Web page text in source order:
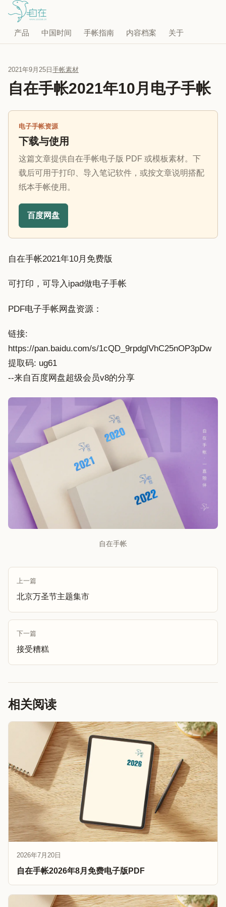
产品 中国时间 手帐指南 内容档案 关于
2021年9月25日 手帐素材
自在手帐2021年10月电子手帐
电子手帐资源
下载与使用
这篇文章提供自在手帐电子版 PDF 或模板素材。下
载后可用于打印、导入笔记软件，或按文章说明搭配
纸本手帐使用。
百度网盘
自在手帐2021年10月免费版
可打印，可导入ipad做电子手帐
PDF电子手帐网盘资源：
链接:
https://pan.baidu.com/s/1cQD_9rpdglVhC25nOP3pDw
提取码: ug61
--来自百度网盘超级会员v8的分享
自在手帐
上一篇
北京万圣节主题集市
下一篇
接受糟糕
相关阅读
2026年7月20日
自在手帐2026年8月免费电子版PDF